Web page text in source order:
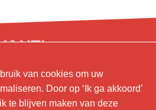
© KANTL
by
van cookies om uw
Door op ‘Ik ga akkoord’
te blijven maken van deze